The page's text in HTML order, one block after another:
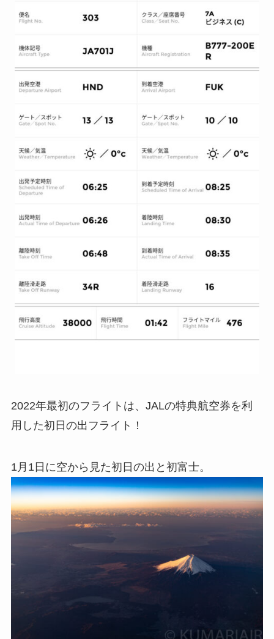
2022年最初のフライトは、JALの特典航空券を利
用した初日の出フライト！
1月1日に空から見た初日の出と初富士。